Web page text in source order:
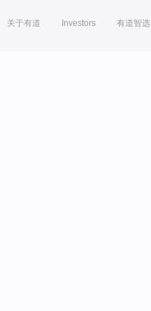
关于有道 Investors 有道智选